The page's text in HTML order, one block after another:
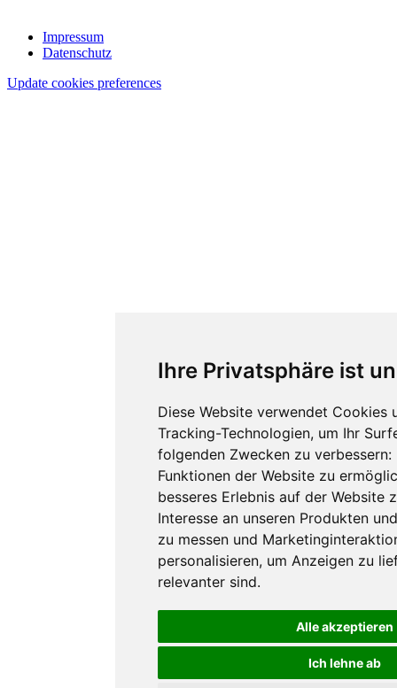
Ihre Privatsphäre ist
Diese Website verwendet Cookies
Tracking-Technologien, um Ihr
folgenden Zwecken zu verbessern:
Funktionen der Website zu
besseres Erlebnis auf der Website
Interesse an unseren Produkten
zu messen und
personalisieren, um Anzeigen zu
relevanter sind.
Alle akzeptieren
Ich lehne ab
Impressum
Datenschutz
Update cookies preferences